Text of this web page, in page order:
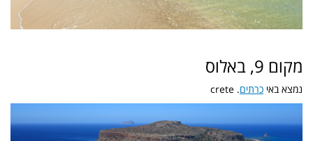
מקום 9, באלוס
נמצא באי כרתים. crete